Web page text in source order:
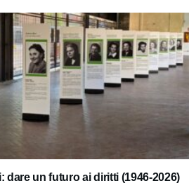
dare un futuro ai diritti (1946-2026)